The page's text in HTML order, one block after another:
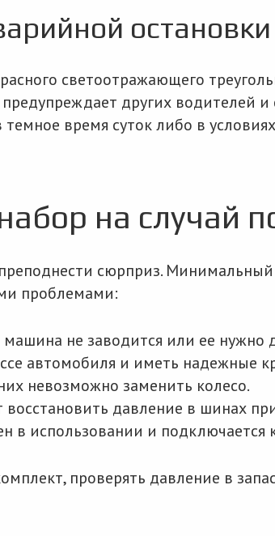
остановки
светоотражающего
других водителей и
время суток либо в
на случай
сюрприз.
проблемами:
не заводится или ее нужно
автомобиля и иметь надежные
невозможно заменить колесо.
восстановить давление в шинах
в использовании и подключается
проверять давление в